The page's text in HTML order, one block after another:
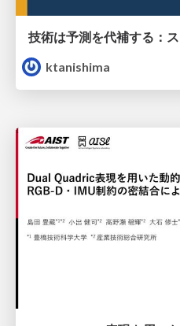
ktanishima